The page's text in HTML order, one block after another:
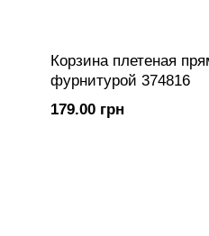
Корзина плетеная
фурнитурой 374816
179.00 грн